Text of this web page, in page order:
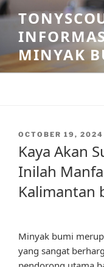
Skip
to
content
MINYAK
POSTED
OCTOBER 19, 2024
Kaya Akan
Inilah
Kalimantan
Minyak bumi
yang sangat